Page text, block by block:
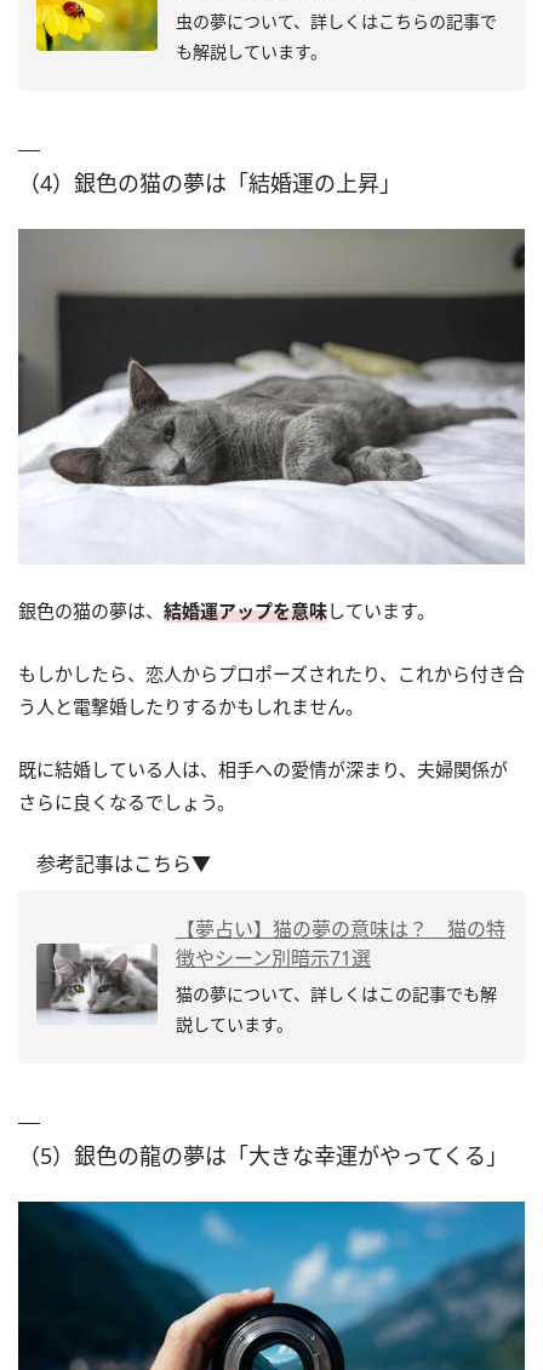
虫の夢について、詳しくはこちらの記事で
も解説しています。
（4）銀色の猫の夢は「結婚運の上昇」
銀色の猫の夢は、 結婚運アップを意味しています。
もしかしたら、恋人からプロポーズされたり、これから付き合
う人と電撃婚したりするかもしれません。
既に結婚している人は、相手への愛情が深まり、夫婦関係が
さらに良くなるでしょう。
参考記事はこちら▼
【夢占い】猫の夢の意味は？ 猫の特
徴やシーン別暗示71選
猫の夢について、詳しくはこの記事でも解
説しています。
（5）銀色の龍の夢は「大きな幸運がやってくる」